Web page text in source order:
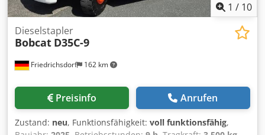
1 / 10
Friedrichsdorf 162 km
Dieselstapler
Bobcat D35C-9
Preisinfo Anrufen
Zustand: neu, Funktionsfähigkeit: voll funktionsfähig,